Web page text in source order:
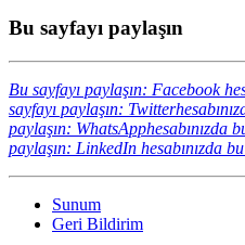
Bu sayfayı paylaşın
Bu sayfayı paylaşın: Facebook
sayfayı paylaşın:
paylaşın: WhatsApphesabınızda
paylaşın: LinkedIn hesabınızda
Sunum
Geri Bildirim